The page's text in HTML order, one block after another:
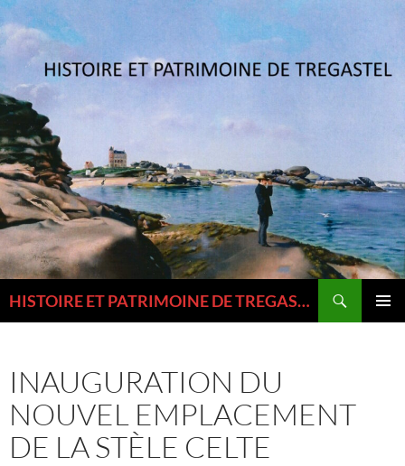
Aller
au
contenu
HISTOIRE ET PATRIMOINE DE TREGASTEL ET DU TREGOR
INAUGURATION DU
NOUVEL EMPLACEMENT
DE LA STÈLE CELTE